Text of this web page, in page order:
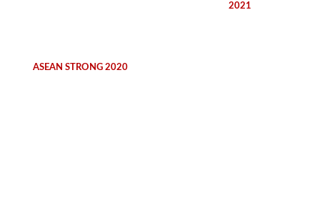
2021
ASEAN STRONG 2020